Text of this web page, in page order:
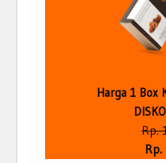
Harga 1 Box
Rp.